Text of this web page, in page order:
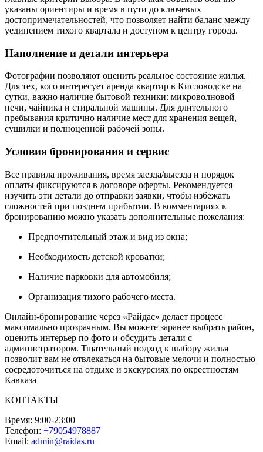
указаны ориентиры и время в пути до ключевых
достопримечательностей, что позволяет найти баланс между
уединением тихого квартала и доступом к центру города.
Наполнение и детали интерьера
Фотографии позволяют оценить реальное состояние жилья.
Для тех, кого интересует аренда квартир в Кисловодске на
сутки, важно наличие бытовой техники: микроволновой
печи, чайника и стиральной машины. Для длительного
пребывания критично наличие мест для хранения вещей,
сушилки и полноценной рабочей зоны.
Условия бронирования и сервис
Все правила проживания, время заезда/выезда и порядок
оплаты фиксируются в договоре оферты. Рекомендуется
изучить эти детали до отправки заявки, чтобы избежать
сложностей при позднем прибытии. В комментариях к
бронированию можно указать дополнительные пожелания:
Предпочтительный этаж и вид из окна;
Необходимость детской кроватки;
Наличие парковки для автомобиля;
Организация тихого рабочего места.
Онлайн-бронирование через «Райдас» делает процесс
максимально прозрачным. Вы можете заранее выбрать район,
оценить интерьер по фото и обсудить детали с
администратором. Тщательный подход к выбору жилья
позволит вам не отвлекаться на бытовые мелочи и полностью
сосредоточиться на отдыхе и экскурсиях по окрестностям
Кавказа
КОНТАКТЫ
Время: 9:00-23:00
Телефон: +79054978887
Email: admin@raidas.ru